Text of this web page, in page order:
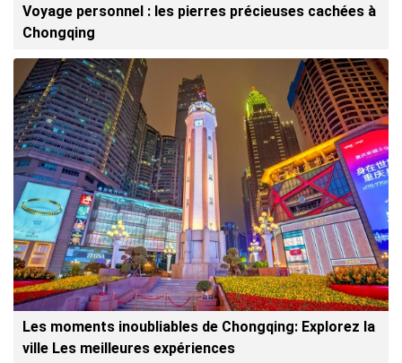
Voyage personnel : les pierres précieuses cachées à
Chongqing
Les moments inoubliables de Chongqing: Explorez la
ville Les meilleures expériences